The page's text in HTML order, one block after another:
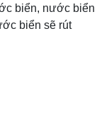
biển, nước biển
biển sẽ rút